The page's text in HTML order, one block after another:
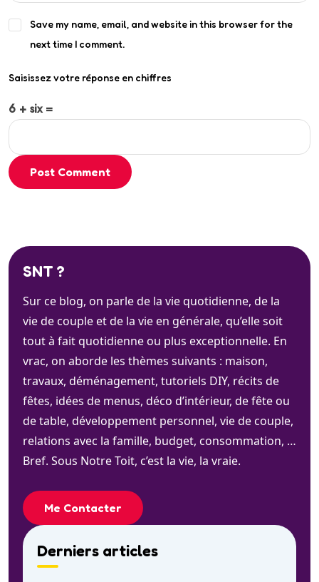
Save my name, email, and website in this browser for the
next time I comment.
Saisissez votre réponse en chiffres
6 + six =
Post Comment
SNT ?
Sur ce blog, on parle de la vie quotidienne, de la
vie de couple et de la vie en générale, qu’elle soit
tout à fait quotidienne ou plus exceptionnelle. En
vrac, on aborde les thèmes suivants : maison,
travaux, déménagement, tutoriels DIY, récits de
fêtes, idées de menus, déco d’intérieur, de fête ou
de table, développement personnel, vie de couple,
relations avec la famille, budget, consommation, …
Bref. Sous Notre Toit, c’est la vie, la vraie.
Me Contacter
Derniers articles